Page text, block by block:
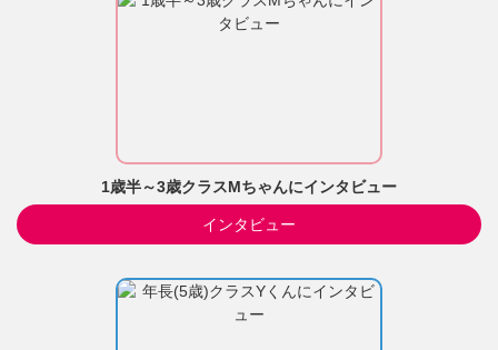
1歳半～3歳クラスMちゃんにインタビュー
インタビュー